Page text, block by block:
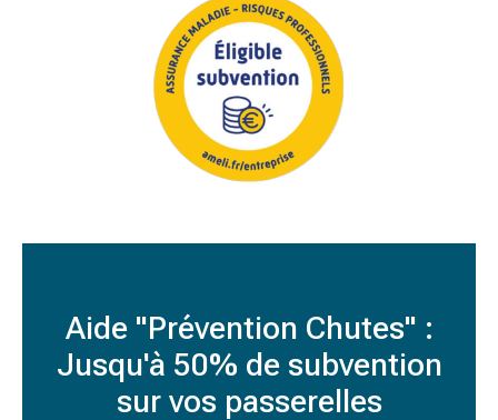
Aide "Prévention Chutes" :
Jusqu'à 50% de subvention
sur vos passerelles